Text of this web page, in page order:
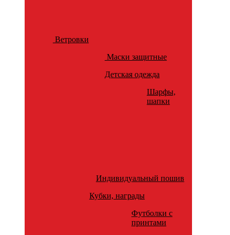
Ветровки
Маски защитные
Детская одежда
Шарфы,
шапки
Индивидуальный пошив
Кубки, награды
Футболки с
принтами